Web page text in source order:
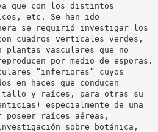
que con los distintos
etc. Se han ido
se requirió investigar los
cuadros verticales verdes,
plantas vasculares que no
por medio de esporas.
“inferiores” cuyos
en haces que conducen
tallo y raíces, para otras su
especialmente de una
raíces aéreas,
sobre botánica,